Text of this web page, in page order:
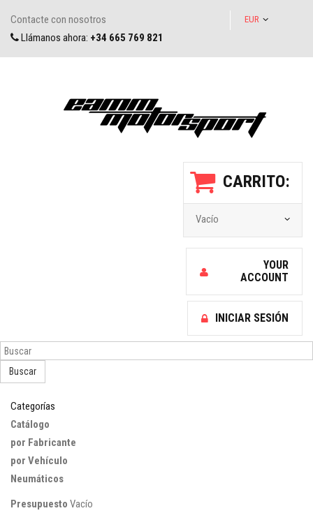
EUR
Contacte con nosotros
Llámanos ahora: +34 665 769 821
CARRITO:
Vacío
YOUR
ACCOUNT
INICIAR SESIÓN
Buscar
Categorías
Catálogo
por Fabricante
por Vehículo
Neumáticos
Presupuesto Vacío